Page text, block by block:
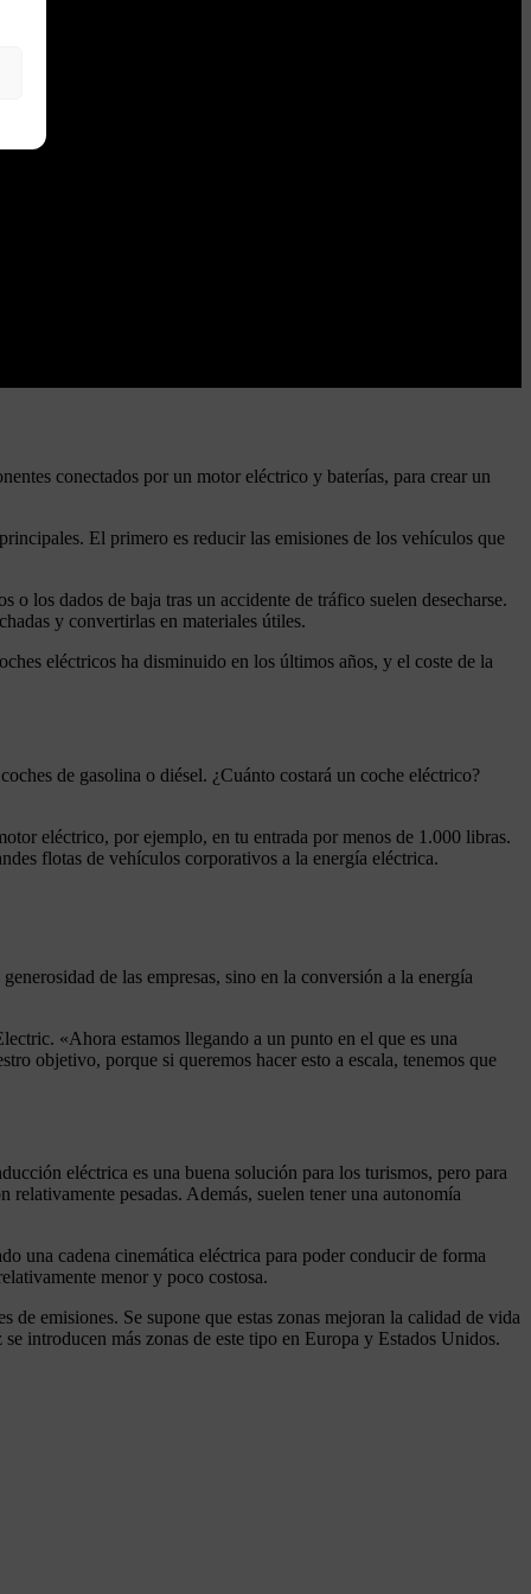
conectados por un motor eléctrico y baterías, para crear un
El primero es reducir las emisiones de los vehículos que
los dados de baja tras un accidente de tráfico suelen desecharse.
y convertirlas en materiales útiles.
eléctricos ha disminuido en los últimos años, y el coste de la
de gasolina o diésel. ¿Cuánto costará un coche eléctrico?
eléctrico, por ejemplo, en tu entrada por menos de 1.000 libras.
flotas de vehículos corporativos a la energía eléctrica.
de las empresas, sino en la conversión a la energía
«Ahora estamos llegando a un punto en el que es una
objetivo, porque si queremos hacer esto a escala, tenemos que
eléctrica es una buena solución para los turismos, pero para
pesadas. Además, suelen tener una autonomía
una cadena cinemática eléctrica para poder conducir de forma
menor y poco costosa.
emisiones. Se supone que estas zonas mejoran la calidad de vida
introducen más zonas de este tipo en Europa y Estados Unidos.